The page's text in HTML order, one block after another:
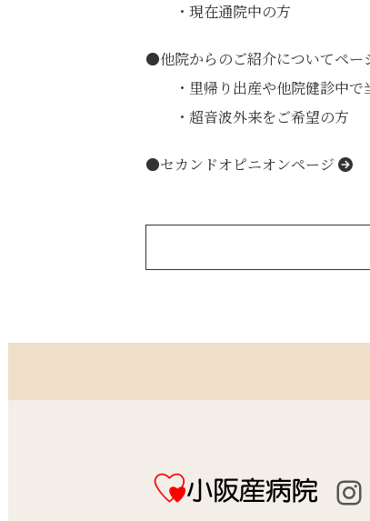
・現在通院中の方
●他院からのご紹介についてペー
・里帰り出産や他院健診中で
・超音波外来をご希望の方
●セカンドオピニオンページ